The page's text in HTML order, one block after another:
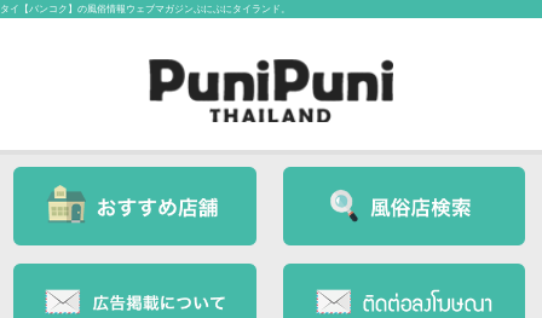
タイ【バンコク】の風俗情報ウェブマガジンぷにぷにタイランド。